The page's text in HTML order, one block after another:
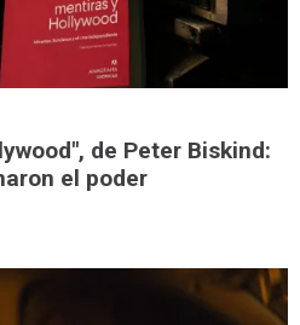
de Peter Biskind:
el poder